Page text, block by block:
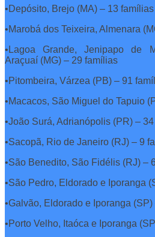
•Depósito, Brejo (MA) – 13 famílias
•Marobá dos Teixeira, Almenara
•Lagoa Grande, Jenipapo de
Araçuaí (MG) – 29 famílias
•Pitombeira, Várzea (PB) – 91
•Macacos, São Miguel do Tapuio
•João Surá, Adrianópolis (PR) –
•Sacopã, Rio de Janeiro (RJ) – 9
•São Benedito, São Fidélis (RJ) –
•São Pedro, Eldorado e Iporanga
•Galvão, Eldorado e Iporanga
•Porto Velho, Itaóca e Iporanga